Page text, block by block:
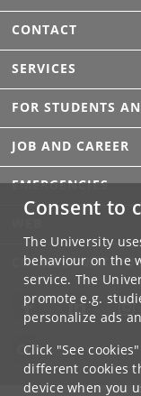
Consent to
The University
behaviour on the
service. The
promote e.g.
personalize ads
Click "See
different cookies
device when you
CONTACT
SERVICES
FOR STUDENTS
JOB AND CAREER
EMERGENCIES
CONNECT WITH